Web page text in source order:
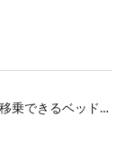
車椅子から移乗できるベッドがある宿泊施設